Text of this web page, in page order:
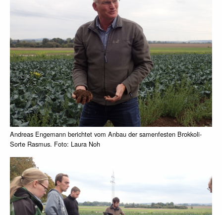
Andreas Engemann berichtet vom Anbau der samenfesten Brokkoli-
Sorte Rasmus. Foto: Laura Noh